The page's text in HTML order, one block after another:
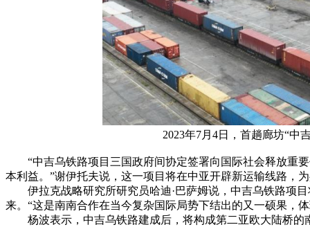
2023年7月4日，首趟廊坊“中
“中吉乌铁路项目三国政府间协定签署向国际社会释放重要
本利益。”谢伊托夫说，这一项目将在中亚开辟新运输线路，
伊拉克战略研究所研究员哈迪·巴萨姆说，中吉乌铁路项目
来。“这是南南合作在当今复杂国际局势下结出的又一硕果，
杨波表示，中吉乌铁路建成后，将构成第二亚欧大陆桥的